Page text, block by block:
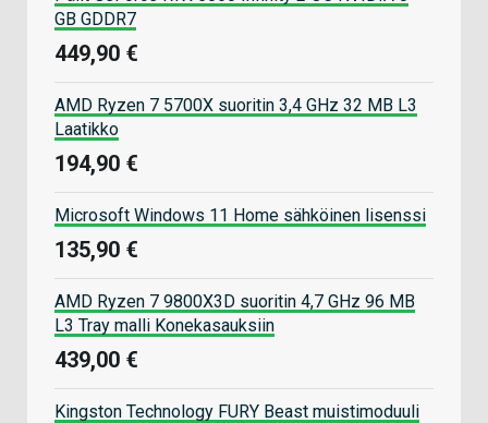
GB GDDR7
449,90 €
AMD Ryzen 7 5700X suoritin 3,4 GHz 32 MB L3
Laatikko
194,90 €
Microsoft Windows 11 Home sähköinen lisenssi
135,90 €
AMD Ryzen 7 9800X3D suoritin 4,7 GHz 96 MB
L3 Tray malli Konekasauksiin
439,00 €
Kingston Technology FURY Beast muistimoduuli